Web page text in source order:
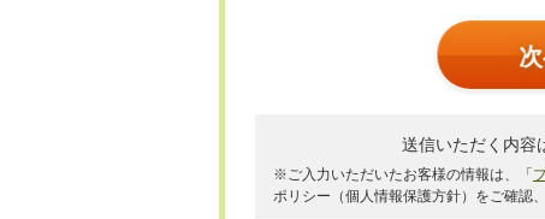
送信いただく内容
※ご入力いただいたお客様の情報は、「
ポリシー（個人情報保護方針）をご確認